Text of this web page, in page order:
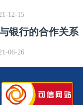
12-15
银行的合作关系
06-26